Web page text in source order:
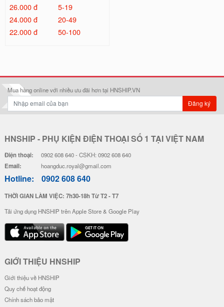
26.000 đ
5-19
24.000 đ
20-49
22.000 đ
50-100
Ốp Lưng Lông Vũ Phản Quang -
30.000 đ
Đơn giá
Số lượng
26.000 đ
5-19
22.000 đ
50-100
Ốp Lưng Lông Vũ Phản Quang -
22.000 đ